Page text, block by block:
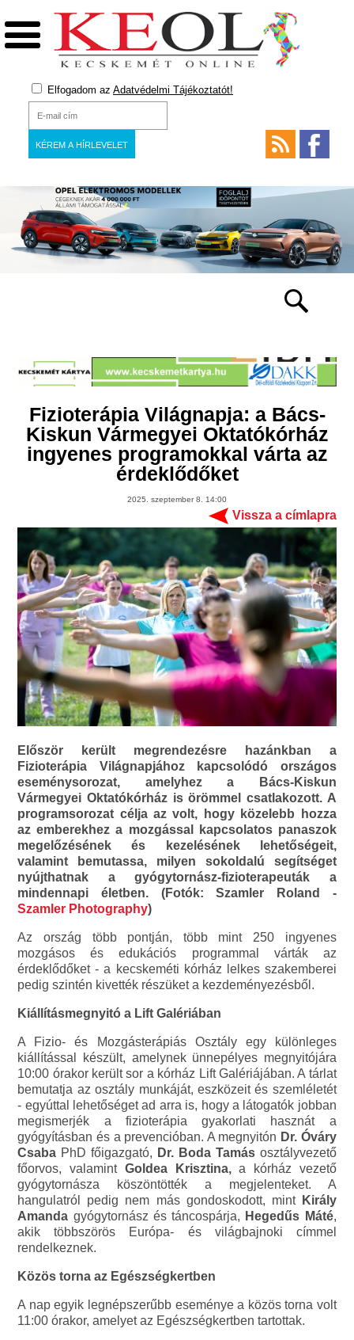
Elfogadom az Adatvédelmi Tájékoztatót!
Fizioterápia Világnapja: a Bács-
Kiskun Vármegyei Oktatókórház
ingyenes programokkal várta az
érdeklődőket
2025. szeptember 8. 14:00
Vissza a címlapra
Először került megrendezésre hazánkban a
Fizioterápia Világnapjához kapcsolódó országos
eseménysorozat, amelyhez a Bács-Kiskun
Vármegyei Oktatókórház is örömmel csatlakozott. A
programsorozat célja az volt, hogy közelebb hozza
az emberekhez a mozgással kapcsolatos panaszok
megelőzésének és kezelésének lehetőségeit,
valamint bemutassa, milyen sokoldalú segítséget
nyújthatnak a gyógytornász-fizioterapeuták a
mindennapi életben. (Fotók: Szamler Roland -
Szamler Photography)
Az ország több pontján, több mint 250 ingyenes
mozgásos és edukációs programmal várták az
érdeklődőket - a kecskeméti kórház lelkes szakemberei
pedig szintén kivették részüket a kezdeményezésből.
Kiállításmegnyitó a Lift Galériában
A Fizio- és Mozgásterápiás Osztály egy különleges
kiállítással készült, amelynek ünnepélyes megnyitójára
10:00 órakor került sor a kórház Lift Galériájában. A tárlat
bemutatja az osztály munkáját, eszközeit és szemléletét
- egyúttal lehetőséget ad arra is, hogy a látogatók jobban
megismerjék a fizioterápia gyakorlati hasznát a
gyógyításban és a prevencióban. A megnyitón Dr. Óváry
Csaba PhD főigazgató, Dr. Boda Tamásosztályvezető
főorvos, valamint Goldea Krisztina,a kórház vezető
gyógytornásza köszöntötték a megjelenteket. A
hangulatról pedig nem más gondoskodott, mint Király
Amanda gyógytornász és táncospárja, Hegedűs Máté,
akik többszörös Európa- és világbajnoki címmel
rendelkeznek.
Közös torna az Egészségkertben
A nap egyik legnépszerűbb eseménye a közös torna volt
11:00 órakor, amelyet az Egészségkertben tartottak.